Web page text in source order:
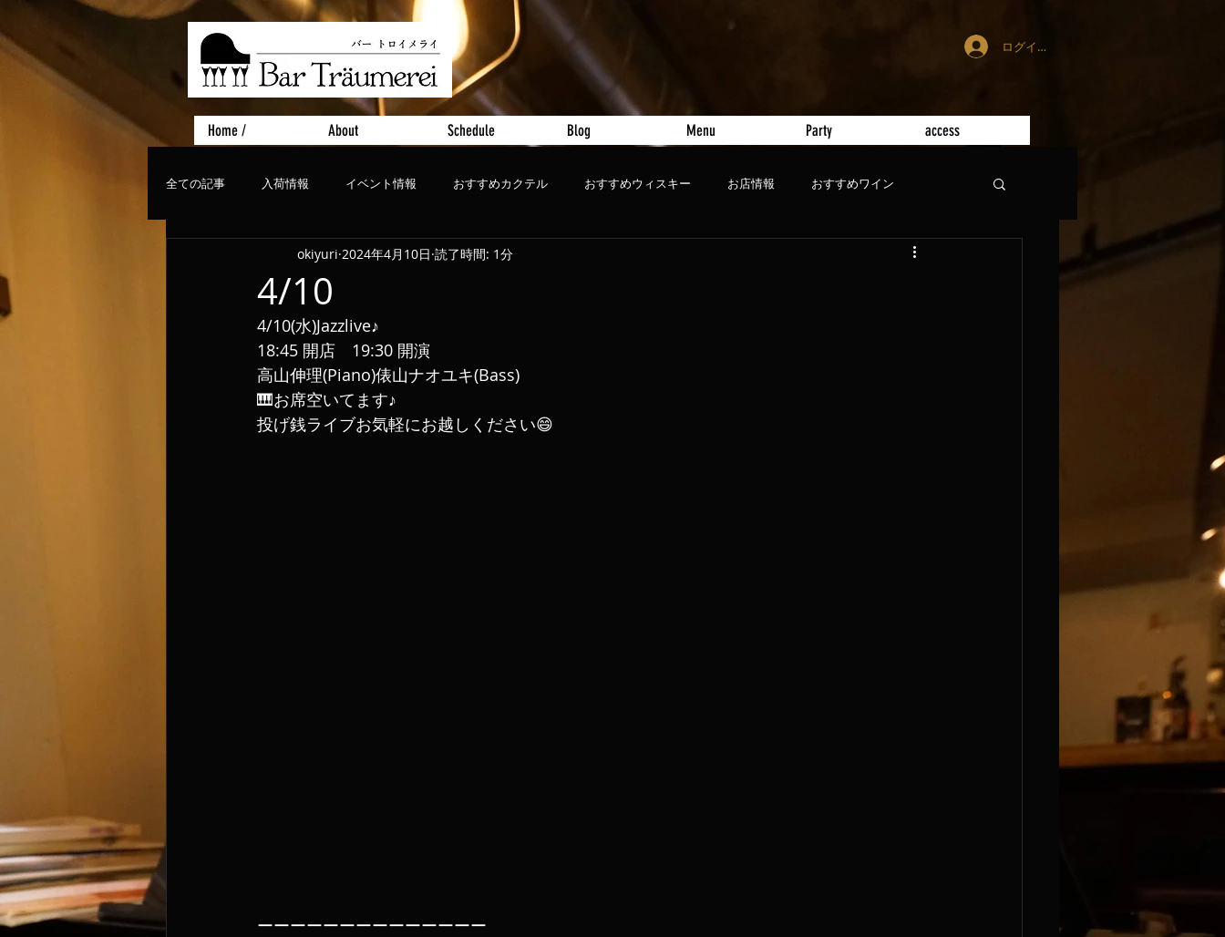
ログイン
Home / About Schedule Blog Menu Party access
全ての記事 入荷情報 イベント情報 おすすめカクテル おすすめウィスキー お店情報 おすすめワイン
ライブ、コンサート おすすめビール
4/10
okiyuri 2024年4月10日 読了時間: 1分
4/10(水)Jazzlive♪
18:45 開店　19:30 開演
高山伸理(Piano)俵山ナオユキ(Bass)
🎹お席空いてます♪
投げ銭ライブお気軽にお越しください😄
ーーーーーーーーーーーーーー